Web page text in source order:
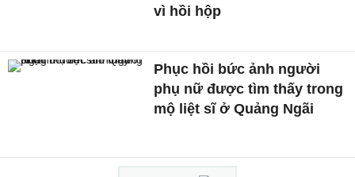
vì hồi hộp
Phục hồi bức ảnh người
phụ nữ được tìm thấy trong
mộ liệt sĩ ở Quảng Ngãi